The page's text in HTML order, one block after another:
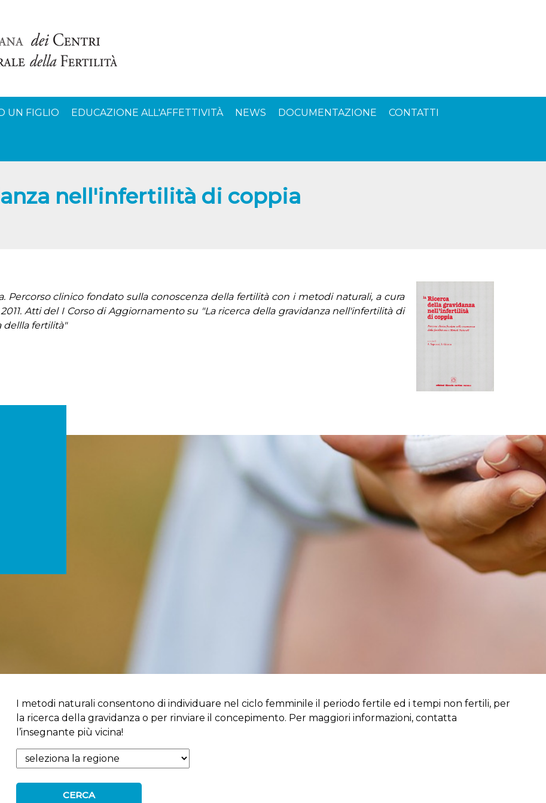
UN FIGLIO EDUCAZIONE ALL'AFFETTIVITÀ NEWS DOCUMENTAZIONE CONTATTI
nell'infertilità di coppia
Percorso clinico fondato sulla conoscenza della fertilità con i metodi naturali, a cura
Atti del I Corso di Aggiornamento su "La ricerca della gravidanza nell'infertilità di
dellla fertilità"
I metodi naturali consentono di individuare nel ciclo femminile il periodo fertile ed i tempi non fertili, per
la ricerca della gravidanza o per rinviare il concepimento. Per maggiori informazioni, contatta
l’insegnante più vicina!